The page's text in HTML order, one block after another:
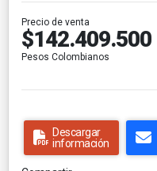
Precio de venta
$142.409.500
Pesos Colombianos
Descargar
información